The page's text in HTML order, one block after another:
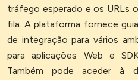
tráfego esperado e os URLs
fila. A plataforma fornece
de integração para vários
para aplicações Web e
Também pode aceder à